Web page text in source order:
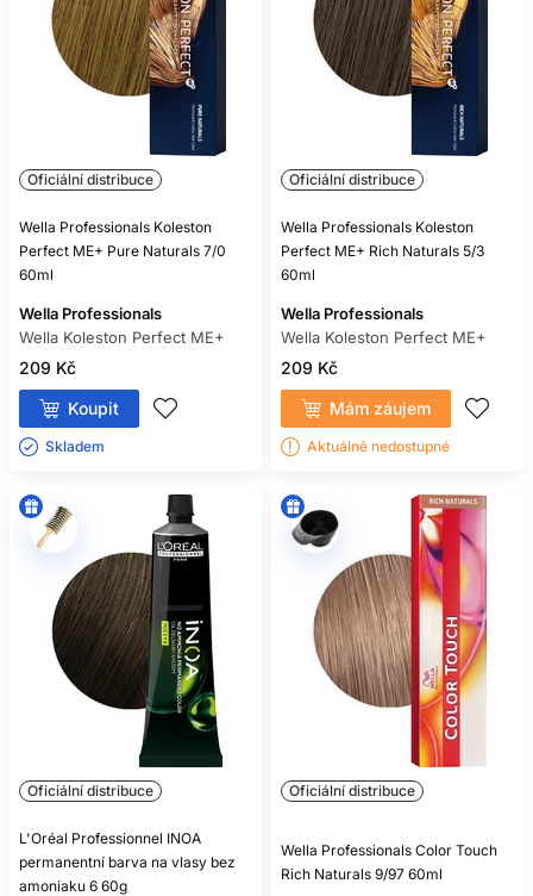
Oficiální distribuce
Wella Professionals Koleston
Perfect ME+ Pure Naturals 7/0
60ml
Wella Professionals
Wella Koleston Perfect ME+
209 Kč
Koupit
Skladem ㅤ
Oficiální distribuce
Wella Professionals Koleston
Perfect ME+ Rich Naturals 5/3
60ml
Wella Professionals
Wella Koleston Perfect ME+
209 Kč
Mám záujem
Aktuálně nedostupné
Oficiální distribuce
L'Oréal Professionnel INOA
permanentní barva na vlasy bez
amoniaku 6 60g
Oficiální distribuce
Wella Professionals Color Touch
Rich Naturals 9/97 60ml